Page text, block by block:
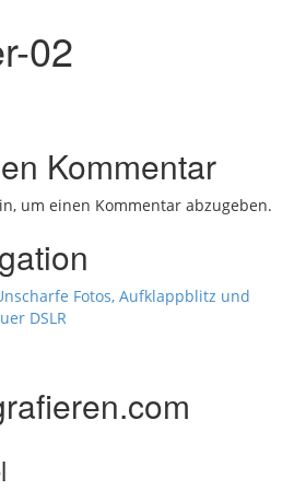
02
Kommentar
um einen Kommentar abzugeben.
Fotos, Aufklappblitz und
DSLR